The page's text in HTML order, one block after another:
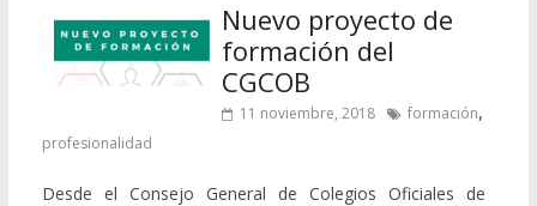
Nuevo proyecto de
formación del
CGCOB
11 noviembre, 2018 formación,
profesionalidad
Desde el Consejo General de Colegios Oficiales de